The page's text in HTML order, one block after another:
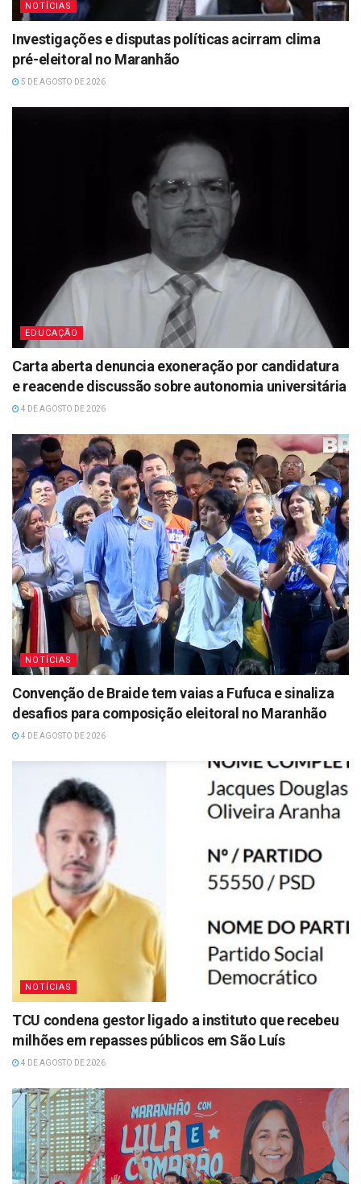
NOTÍCIAS
Investigações e disputas políticas acirram clima
pré-eleitoral no Maranhão
5 DE AGOSTO DE 2026
EDUCAÇÃO
Carta aberta denuncia exoneração por candidatura
e reacende discussão sobre autonomia universitária
4 DE AGOSTO DE 2026
NOTÍCIAS
Convenção de Braide tem vaias a Fufuca e sinaliza
desafios para composição eleitoral no Maranhão
4 DE AGOSTO DE 2026
NOTÍCIAS
TCU condena gestor ligado a instituto que recebeu
milhões em repasses públicos em São Luís
4 DE AGOSTO DE 2026